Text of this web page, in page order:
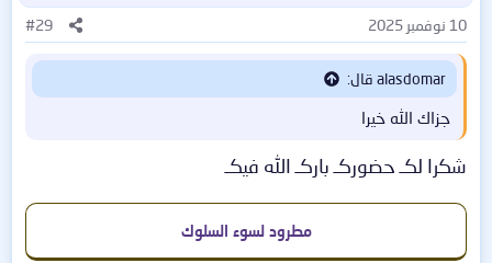
ا
ت
:
10 نوفمبر 2025 #29
alasdomar قال:
جزاك الله خيرا
شكرا لكـ حضوركـ باركـ الله فيكـ
مطرود لسوء السلوك